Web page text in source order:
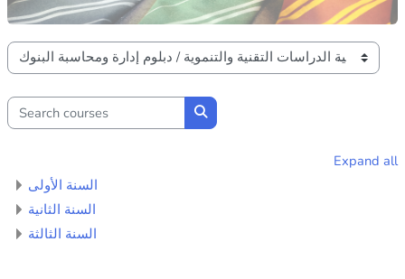
Course categories
Search courses
Search courses
Expand all
السنة الأولى
السنة الثانية
السنة الثالثة